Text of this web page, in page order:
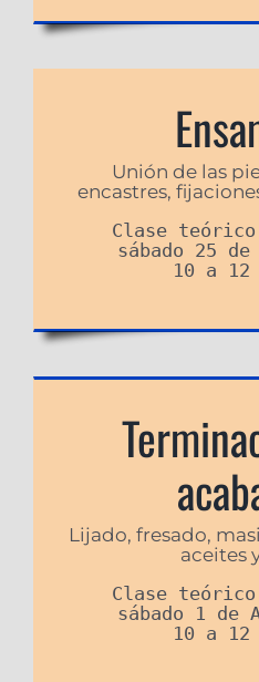
Unión de las
encastres,
Clase
sábado 25
10 a 12
Lijado, fresado,
aceites
Clase
sábado 1 de
10 a 12